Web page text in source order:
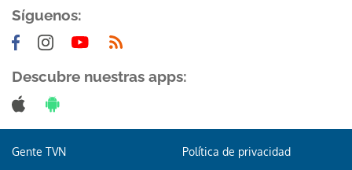
Gracias por suscribirte a nuestro boletín.
Síguenos:
Descubre nuestras apps:
Gente TVN Política de privacidad